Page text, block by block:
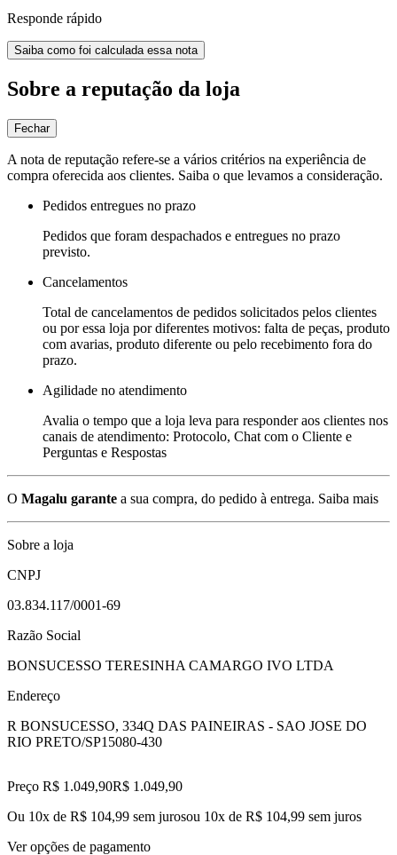
Responde rápido
Saiba como foi calculada essa nota
Sobre a reputação da loja
Fechar
A nota de reputação refere-se a vários critérios na experiência de
compra oferecida aos clientes. Saiba o que levamos a consideração.
Pedidos entregues no prazo
Pedidos que foram despachados e entregues no prazo
previsto.
Cancelamentos
Total de cancelamentos de pedidos solicitados pelos clientes
ou por essa loja por diferentes motivos: falta de peças, produto
com avarias, produto diferente ou pelo recebimento fora do
prazo.
Agilidade no atendimento
Avalia o tempo que a loja leva para responder aos clientes nos
canais de atendimento: Protocolo, Chat com o Cliente e
Perguntas e Respostas
O Magalu garante a sua compra, do pedido à entrega. Saiba mais
Sobre a loja
CNPJ
03.834.117/0001-69
Razão Social
BONSUCESSO TERESINHA CAMARGO IVO LTDA
Endereço
R BONSUCESSO, 334Q DAS PAINEIRAS - SAO JOSE DO
RIO PRETO/SP15080-430
Preço R$ 1.049,90R$ 1.049,90
Ou 10x de R$ 104,99 sem jurosou 10x de R$ 104,99 sem juros
Ver opções de pagamento